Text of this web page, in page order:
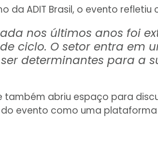
da ADIT Brasil, o evento
nos últimos anos foi
ciclo. O setor entra em
determinantes para a
também abriu espaço para
evento como uma